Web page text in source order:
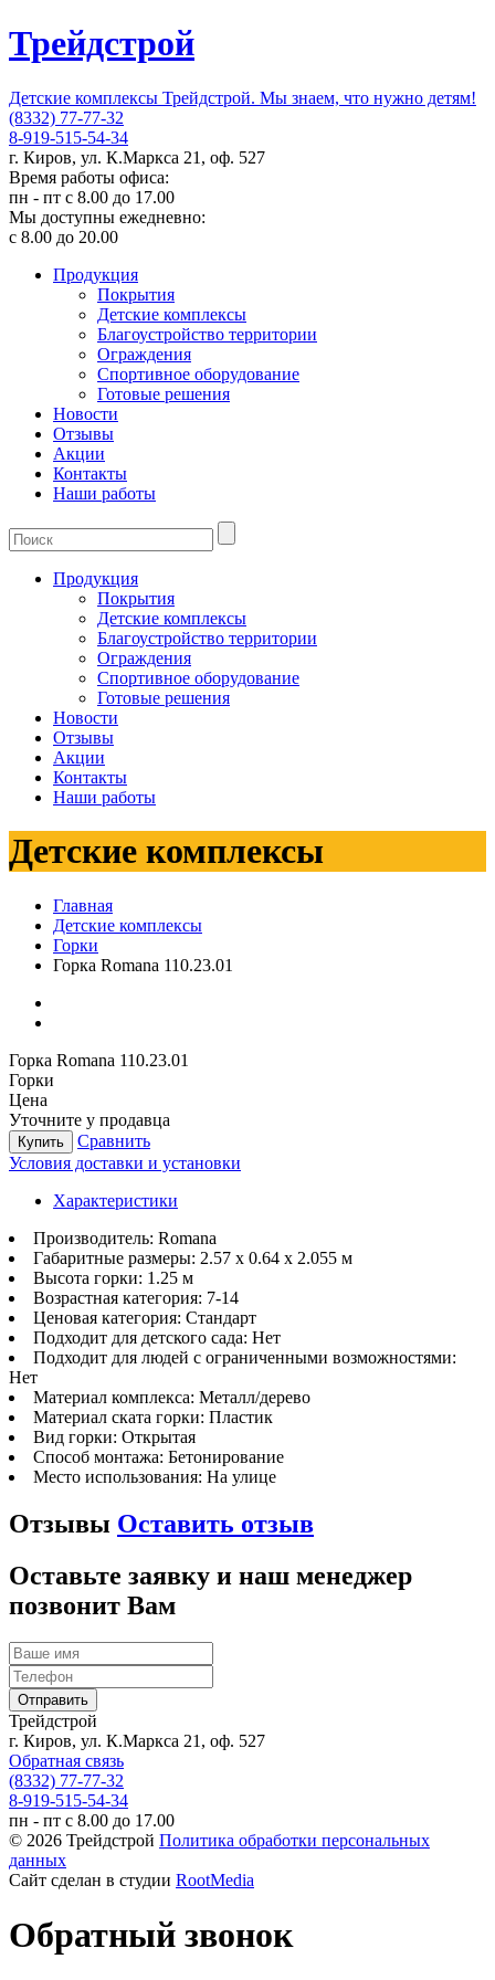
Трейдстрой
Детские комплексы Трейдстрой. Мы знаем, что нужно детям!
(8332) 77-77-32
8-919-515-54-34
г. Киров, ул. К.Маркса 21, оф. 527
Время работы офиса:
пн - пт с 8.00 до 17.00
Мы доступны ежедневно:
с 8.00 до 20.00
Продукция
Покрытия
Детские комплексы
Благоустройство территории
Ограждения
Спортивное оборудование
Готовые решения
Новости
Отзывы
Акции
Контакты
Наши работы
Продукция
Покрытия
Детские комплексы
Благоустройство территории
Ограждения
Спортивное оборудование
Готовые решения
Новости
Отзывы
Акции
Контакты
Наши работы
Детские комплексы
Главная
Детские комплексы
Горки
Горка Romana 110.23.01
Горка Romana 110.23.01
Горки
Цена
Уточните у продавца
Купить
Сравнить
Условия доставки и установки
Характеристики
Производитель: Romana
Габаритные размеры: 2.57 x 0.64 x 2.055 м
Высота горки: 1.25 м
Возрастная категория: 7-14
Ценовая категория: Стандарт
Подходит для детского сада: Нет
Подходит для людей с ограниченными возможностями:
Нет
Материал комплекса: Металл/дерево
Материал ската горки: Пластик
Вид горки: Открытая
Способ монтажа: Бетонирование
Место использования: На улице
Отзывы Оставить отзыв
Оставьте заявку и наш менеджер
позвонит Вам
Трейдстрой
г. Киров, ул. К.Маркса 21, оф. 527
Обратная связь
(8332) 77-77-32
8-919-515-54-34
пн - пт с 8.00 до 17.00
© 2026 Трейдстрой Политика обработки персональных
данных
Сайт сделан в студии RootMedia
Обратный звонок